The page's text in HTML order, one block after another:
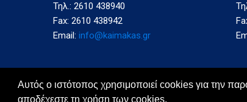
Αυτός ο ιστότοπος χρησιμοποιεί cookies για την
αποδέχεστε τη χρήση των cookies.
Τηλ.: 2610 438940
Fax: 2610 438942
Email: info@kaimakas.gr